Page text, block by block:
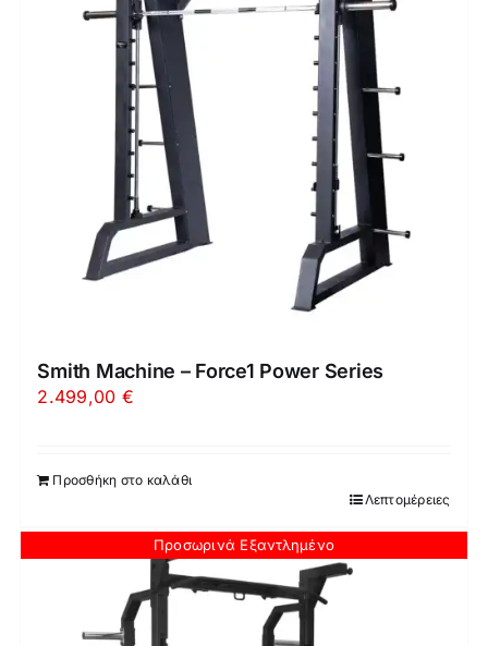
Smith Machine – Force1 Power Series
2.499,00 €
Προσθήκη στο καλάθι
Λεπτομέρειες
Προσωρινά Εξαντλημένο